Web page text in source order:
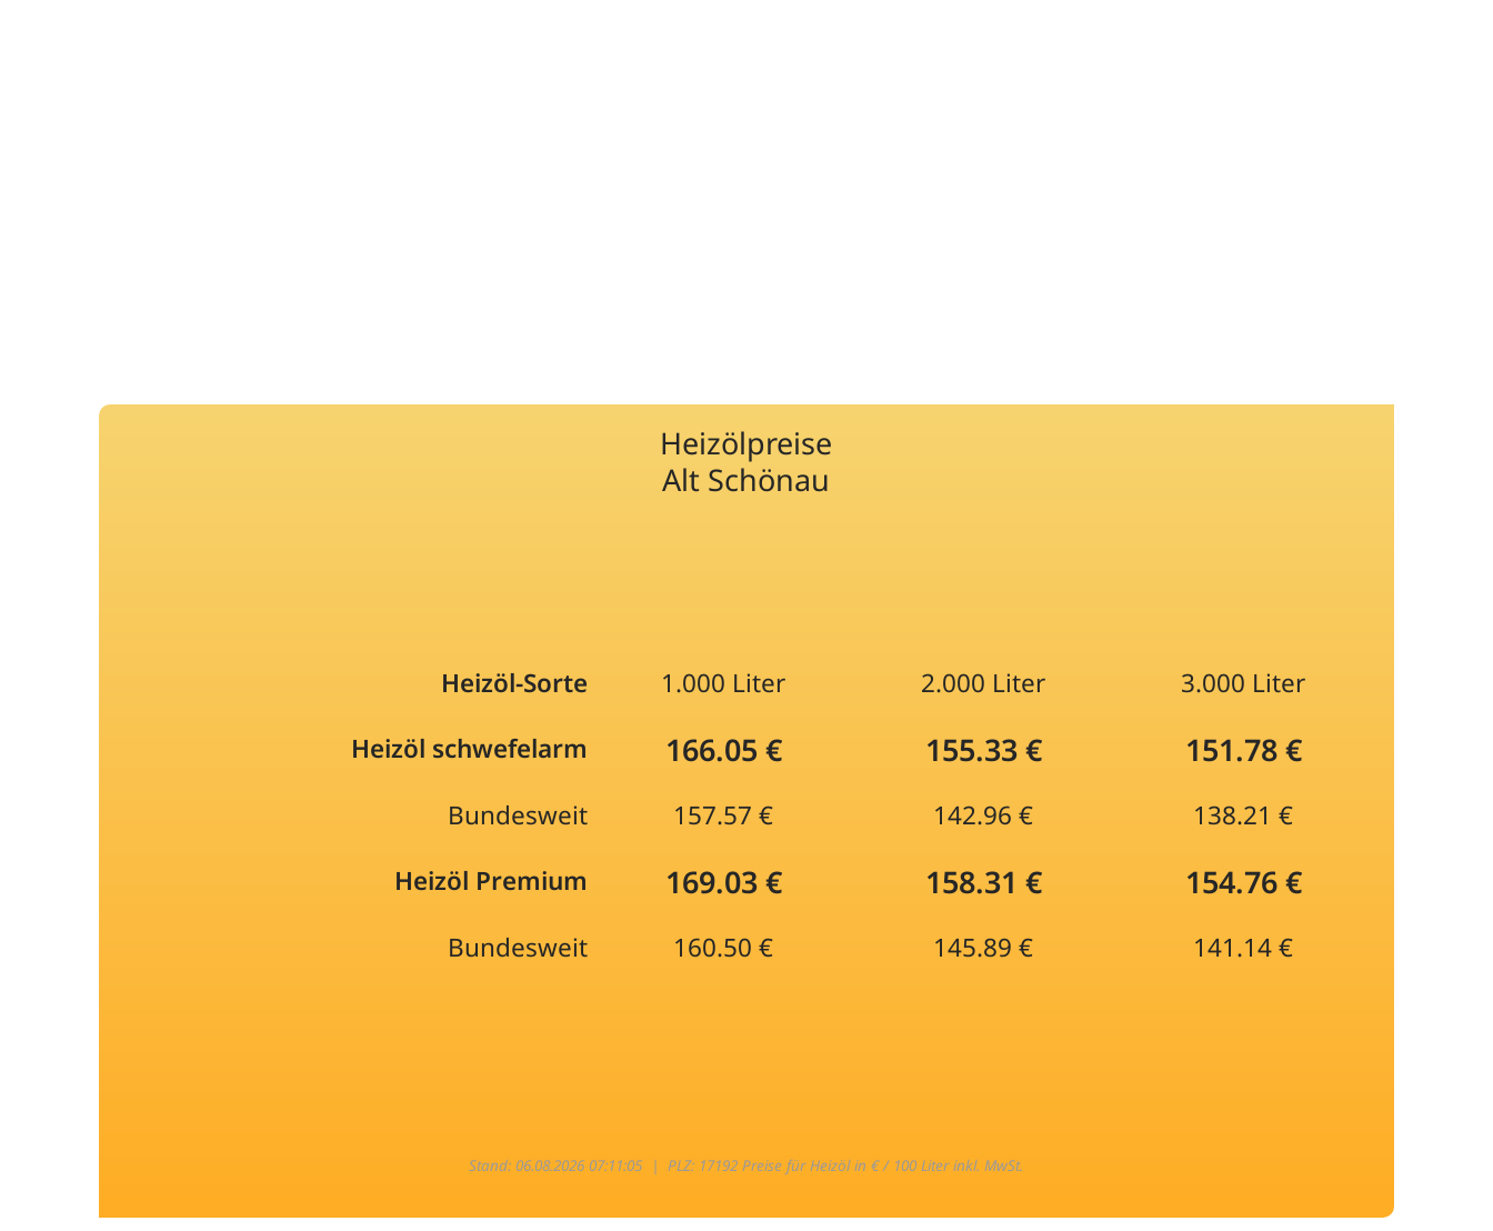
Heizölpreise
Alt Schönau
Heizöl-Sorte 1.000 Liter 2.000 Liter
3.000 Liter
Heizöl schwefelarm
166.05 € 155.33 € 151.78 €
Bundesweit 157.57 € 142.96 €
138.21 €
Heizöl Premium
169.03 € 158.31 € 154.76 €
Bundesweit 160.50 € 145.89 € 141.14 €
Stand: 06.08.2026 07:11:05 |PLZ: 17192 Preise für Heizöl in € / 100 Liter inkl. MwSt.